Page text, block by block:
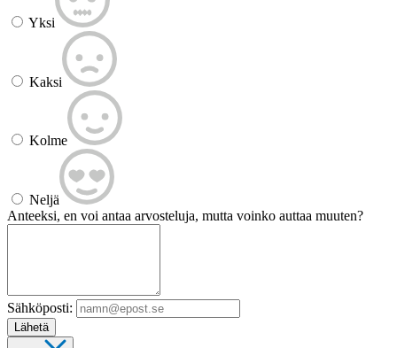
Yksi
Kaksi
Kolme
Neljä
Anteeksi, en voi antaa arvosteluja, mutta voinko auttaa muuten?
Sähköposti:
Lähetä